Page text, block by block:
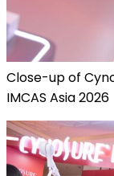
Close-up of
IMCAS Asia 2026